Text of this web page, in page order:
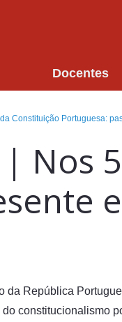
Docentes
Constituição Portuguesa:
Nos
da República
constitucionalismo